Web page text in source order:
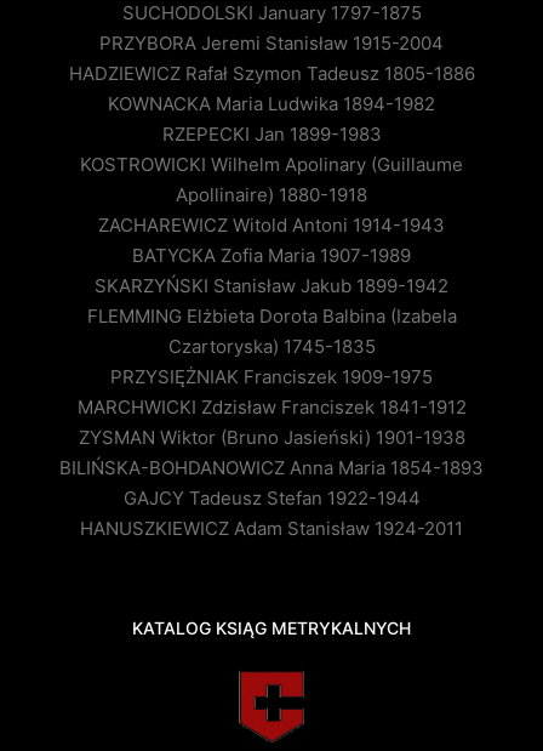
SUCHODOLSKI January 1797-1875
PRZYBORA Jeremi Stanisław 1915-2004
HADZIEWICZ Rafał Szymon Tadeusz 1805-1886
KOWNACKA Maria Ludwika 1894-1982
RZEPECKI Jan 1899-1983
KOSTROWICKI Wilhelm Apolinary (Guillaume
Apollinaire) 1880-1918
ZACHAREWICZ Witold Antoni 1914-1943
BATYCKA Zofia Maria 1907-1989
SKARZYŃSKI Stanisław Jakub 1899-1942
FLEMMING Elżbieta Dorota Balbina (Izabela
Czartoryska) 1745-1835
PRZYSIĘŻNIAK Franciszek 1909-1975
MARCHWICKI Zdzisław Franciszek 1841-1912
ZYSMAN Wiktor (Bruno Jasieński) 1901-1938
BILIŃSKA-BOHDANOWICZ Anna Maria 1854-1893
GAJCY Tadeusz Stefan 1922-1944
HANUSZKIEWICZ Adam Stanisław 1924-2011
KATALOG KSIĄG METRYKALNYCH